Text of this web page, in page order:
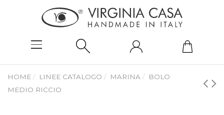
HOME LINEE CATALOGO MARINA
BOLO
MEDIO RICCIO